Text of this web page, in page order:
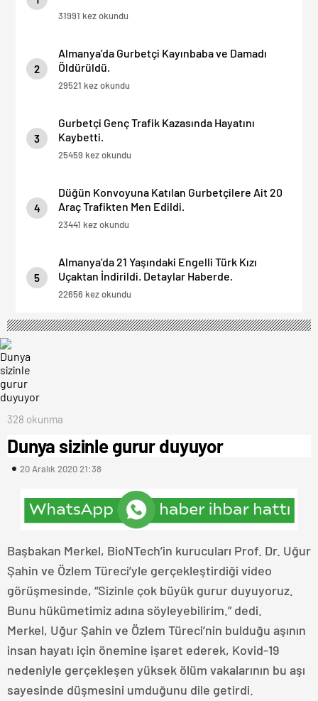
31991 kez okundu
2
Almanya’da Gurbetçi Kayınbaba ve Damadı
Öldürüldü.
29521 kez okundu
3
Gurbetçi Genç Trafik Kazasında Hayatını
Kaybetti.
25459 kez okundu
4
Düğün Konvoyuna Katılan Gurbetçilere Ait 20
Araç Trafikten Men Edildi.
23441 kez okundu
5
Almanya’da 21 Yaşındaki Engelli Türk Kızı
Uçaktan İndirildi. Detaylar Haberde.
22656 kez okundu
328 okunma
Dunya sizinle gurur duyuyor
20 Aralık 2020 21:38
Başbakan Merkel, BioNTech’in kurucuları Prof. Dr. Uğur
Şahin ve Özlem Türeci’yle gerçekleştirdiği video
görüşmesinde, “Sizinle çok büyük gurur duyuyoruz.
Bunu hükümetimiz adına söyleyebilirim.” dedi.
Merkel, Uğur Şahin ve Özlem Türeci’nin bulduğu aşının
insan hayatı için önemine işaret ederek, Kovid-19
nedeniyle gerçekleşen yüksek ölüm vakalarının bu aşı
sayesinde düşmesini umduğunu dile getirdi.